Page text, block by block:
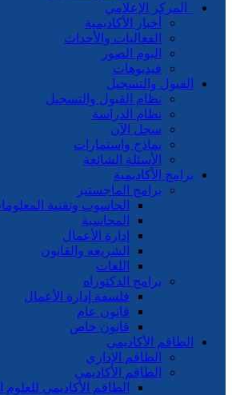
المركز الإعلامي
أخبار الأكاديمية
الفعاليات والأحداث
البوم الصور
فيديوهات
القبول والتسجيل
نظام القبول والتسجيل
نظام الدراسة
سجل الآن
نماذج واستمارات
الأسئلة الشائعة
برامج الأكاديمية
برامج الماجستير
الحاسوب وتقنية
المحاسبة
إدارة الأعمال
الشريعه والقانون
اللغات
برامج الدكتوراه
فلسفة إدارة الأعمال
قانون عام
قانون خاص
الطاقم الأكاديمي
الطاقم الإداري
الطاقم الأكاديمي
الطاقم الأكاديمي للعلوم